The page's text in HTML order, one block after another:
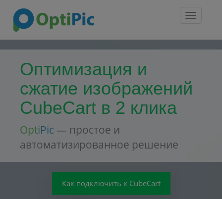
Toggle
Оптимизация и
сжатие изображений
CubeCart в 2 клика
OptiPic — простое и
автоматизированное решение
Как подключить к CubeCart